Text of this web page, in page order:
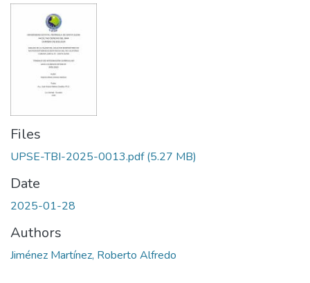
Files
UPSE-TBI-2025-0013.pdf(5.27 MB)
Date
2025-01-28
Authors
Jiménez Martínez, Roberto Alfredo